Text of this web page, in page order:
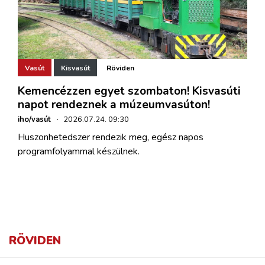
Vasút Kisvasút Röviden
Kemencézzen egyet szombaton! Kisvasúti
napot rendeznek a múzeumvasúton!
iho/vasút · 2026.07.24. 09:30
Huszonhetedszer rendezik meg, egész napos
programfolyammal készülnek.
RÖVIDEN